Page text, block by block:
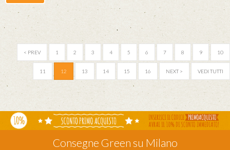
< PREV 1 2 3 4 5 6 7 8 9 10
11 12 13 14 15 16 NEXT > VEDI TUTTI
Consegne Green su Milano